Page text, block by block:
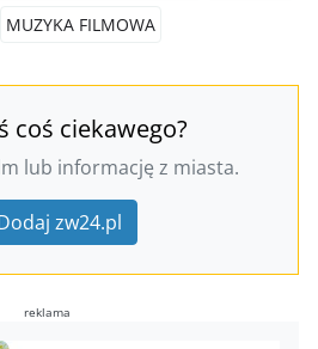
MUZYKA FILMOWA
coś ciekawego?
lub informację z miasta.
zw24.pl
reklama